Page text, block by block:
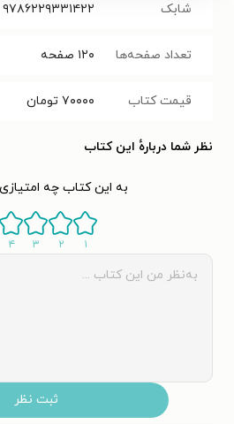
شابک ۹۷۸۶۲۲۹۳۳۱۴۲۲
تعداد صفحه‌ها ۱۲۰ صفحه
قیمت کتاب ۷۰۰۰۰ تومان
نظر شما دربارهٔ این کتاب
به این کتاب چه
۱ ۲ ۳ ۴
ثبت نظر